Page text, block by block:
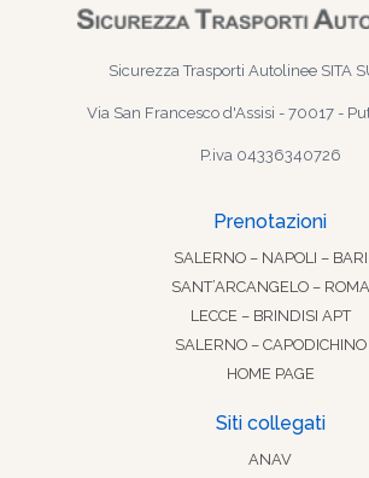
Sicurezza Trasporti Autolinee SITA
Via San Francesco d'Assisi - 70017 -
P.iva 04336340726
Prenotazioni
SALERNO – NAPOLI – BARI
SANT’ARCANGELO – ROMA
LECCE – BRINDISI APT
SALERNO – CAPODICHINO
HOME PAGE
Siti collegati
ANAV